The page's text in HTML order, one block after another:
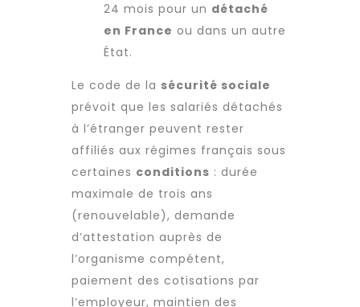
24 mois pour un détaché
en France ou dans un autre
État.
Le code de la sécurité sociale
prévoit que les salariés détachés
à l’étranger peuvent rester
affiliés aux régimes français sous
certaines conditions : durée
maximale de trois ans
(renouvelable), demande
d’attestation auprès de
l’organisme compétent,
paiement des cotisations par
l’employeur, maintien des